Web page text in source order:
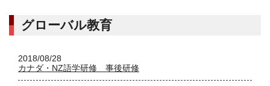
グローバル教育
2018/08/28
カナダ・NZ語学研修 事後研修